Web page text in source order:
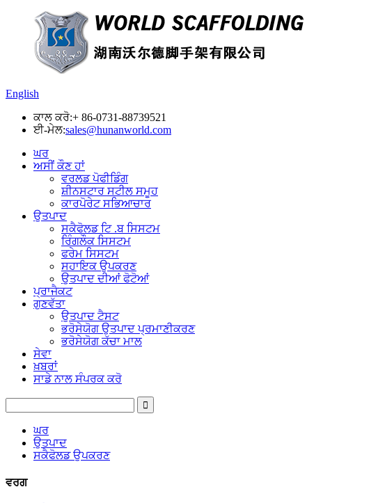
English
ਕਾਲ ਕਰੋ:+ 86-0731-88739521
ਈ-ਮੇਲ:sales@hunanworld.com
ਘਰ
ਅਸੀਂ ਕੌਣ ਹਾਂ
ਵਰਲਡ ਪੋਫੀਡਿੰਗ
ਸ਼ੀਨਸਟਾਰ ਸਟੀਲ ਸਮੂਹ
ਕਾਰਪੋਰੇਟ ਸਭਿਆਚਾਰ
ਉਤਪਾਦ
ਸਕੈਫੋਲਡ ਟਿ .ਬ ਸਿਸਟਮ
ਰਿੰਗਲੌਕ ਸਿਸਟਮ
ਫਰੇਮ ਸਿਸਟਮ
ਸਹਾਇਕ ਉਪਕਰਣ
ਉਤਪਾਦ ਦੀਆਂ ਫੋਟੋਆਂ
ਪ੍ਰਾਜੈਕਟ
ਗੁਣਵੱਤਾ
ਉਤਪਾਦ ਟੈਸਟ
ਭਰੋਸੇਯੋਗ ਉਤਪਾਦ ਪ੍ਰਮਾਣੀਕਰਣ
ਭਰੋਸੇਯੋਗ ਕੱਚਾ ਮਾਲ
ਸੇਵਾ
ਖ਼ਬਰਾਂ
ਸਾਡੇ ਨਾਲ ਸੰਪਰਕ ਕਰੋ
ਘਰ
ਉਤਪਾਦ
ਸਕੈਫੋਲਡ ਉਪਕਰਣ
ਵਰਗ